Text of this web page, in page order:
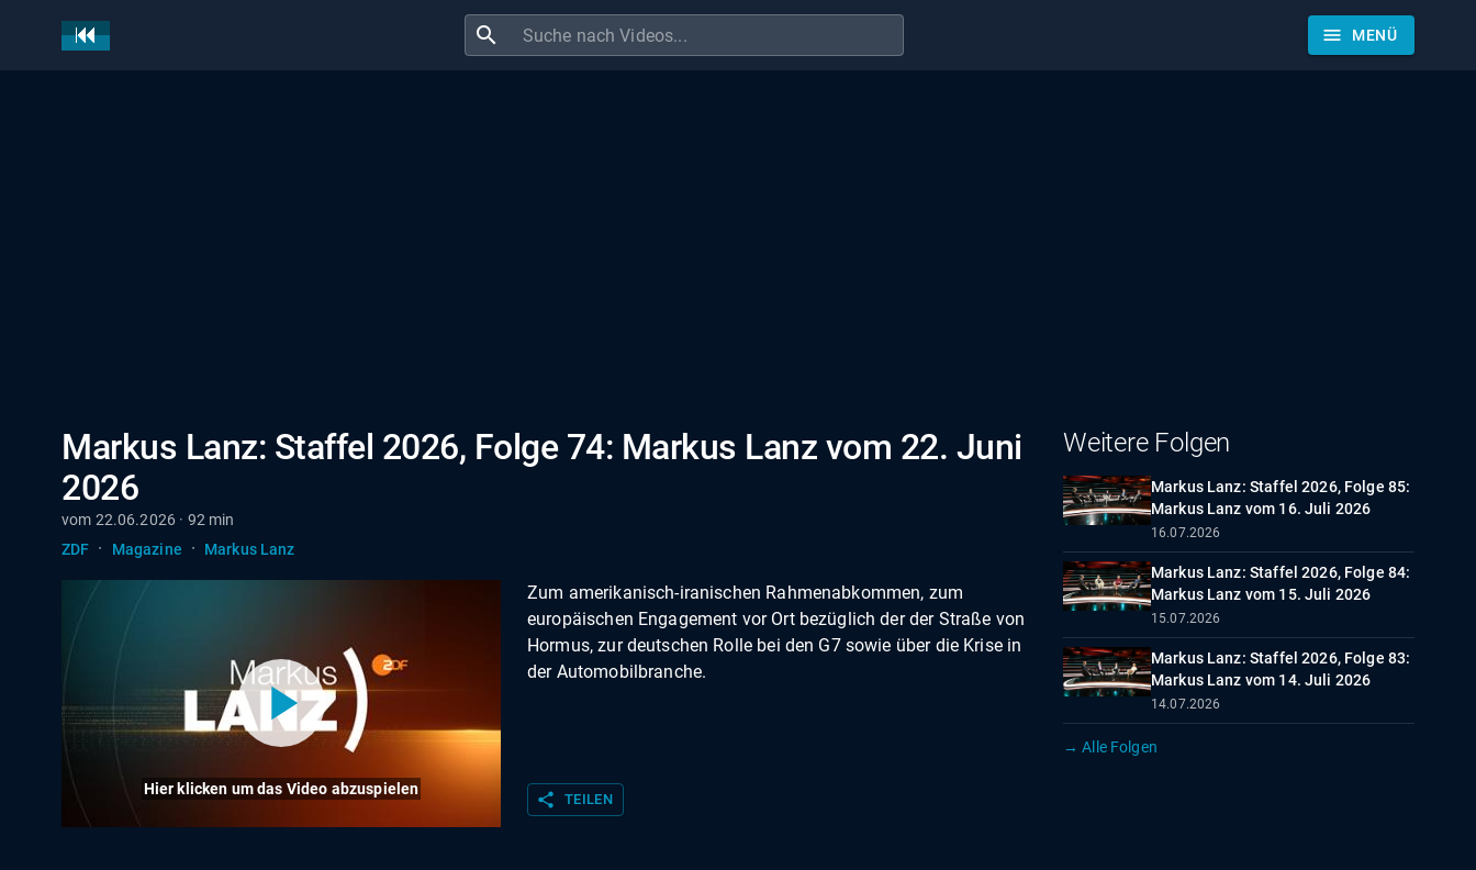
search menu MENÜ
Markus Lanz: Staffel 2026, Folge 74: Markus Lanz vom 22. Juni
2026
vom 22.06.2026 · 92 min
ZDF · Magazine · Markus Lanz
Hier klicken um das Video abzuspielen
Zum amerikanisch-iranischen Rahmenabkommen, zum
europäischen Engagement vor Ort bezüglich der der Straße von
Hormus, zur deutschen Rolle bei den G7 sowie über die Krise in
der Automobilbranche.
share TEILEN
Weitere Folgen
Markus Lanz: Staffel 2026, Folge 85:
Markus Lanz vom 16. Juli 2026
16.07.2026
Markus Lanz: Staffel 2026, Folge 84:
Markus Lanz vom 15. Juli 2026
15.07.2026
Markus Lanz: Staffel 2026, Folge 83:
Markus Lanz vom 14. Juli 2026
14.07.2026
→ Alle Folgen